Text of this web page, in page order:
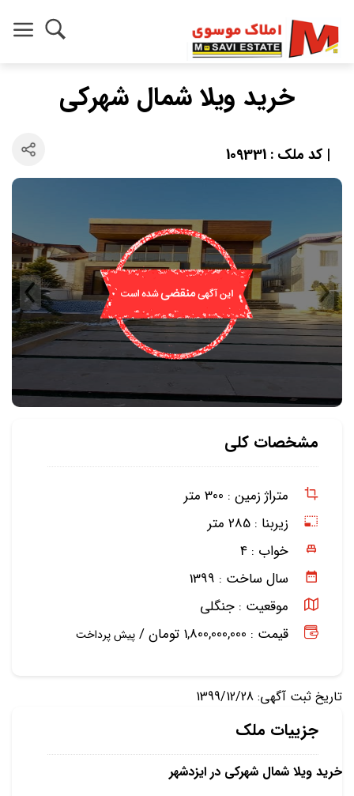
خرید ویلا شمال شهرکی
| کد ملک : 109331
مشخصات کلی
متراژ زمین : 300 متر
زیربنا : 285 متر
خواب : 4
سال ساخت : 1399
موقعیت : جنگلی
قیمت : 1,800,000,000 تومان /
پیش پرداخت
تاریخ ثبت آگهی: 1399/12/28
جزییات ملک
خرید ویلا شمال شهرکی در ایزدشهر